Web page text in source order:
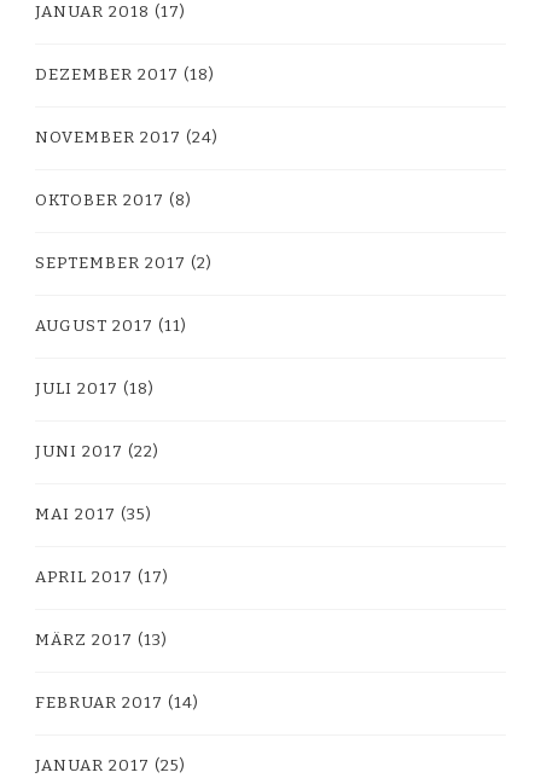
JANUAR 2018 (17)
DEZEMBER 2017 (18)
NOVEMBER 2017 (24)
OKTOBER 2017 (8)
SEPTEMBER 2017 (2)
AUGUST 2017 (11)
JULI 2017 (18)
JUNI 2017 (22)
MAI 2017 (35)
APRIL 2017 (17)
MÄRZ 2017 (13)
FEBRUAR 2017 (14)
JANUAR 2017 (25)